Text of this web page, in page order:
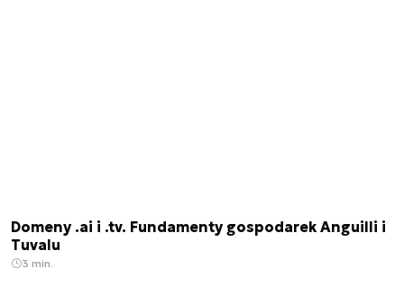
Domeny .ai i .tv. Fundamenty gospodarek Anguilli i
Tuvalu
3 min.